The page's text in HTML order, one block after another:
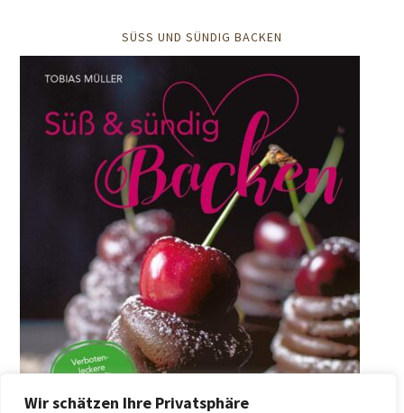
Wir schätzen Ihre Privatsphäre
SÜSS UND SÜNDIG BACKEN